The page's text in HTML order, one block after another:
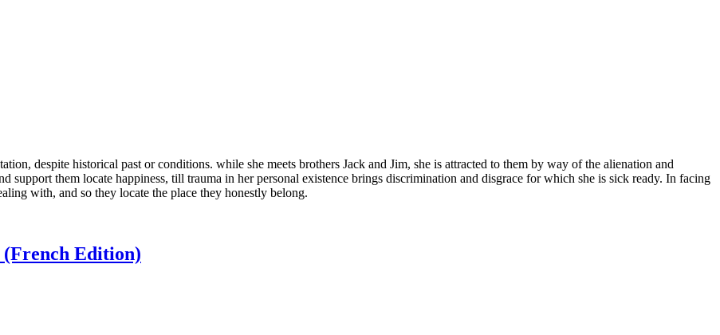
despite historical past or conditions. while she meets brothers Jack and Jim, she is attracted to them by way of the alienation and
support them locate happiness, till trauma in her personal existence brings discrimination and disgrace for which she is sick ready. In facing
with, and so they locate the place they honestly belong.
(French Edition)